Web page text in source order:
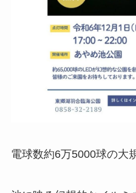
電球数約6万5000球の大